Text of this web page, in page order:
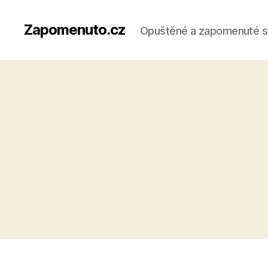
Zapomenuto.cz Opuštěné a zapomenuté